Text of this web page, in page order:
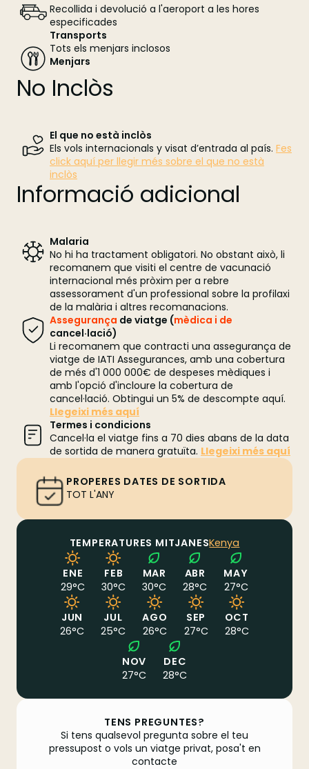
Recollida i devolució a l'aeroport a les hores
especificades
Transports
Tots els menjars inclosos
Menjars
No Inclòs
El que no està inclòs
Els vols internacionals y visat d’entrada al país. Fes
click aquí per llegir més sobre el que no està
inclòs
Informació adicional
Malaria
No hi ha tractament obligatori. No obstant això, li
recomanem que visiti el centre de vacunació
internacional més pròxim per a rebre
assessorament d'un professional sobre la profilaxi
de la malària i altres recomanacions.
Assegurança de viatge (mèdica i de
cancel·lació)
Li recomanem que contracti una assegurança de
viatge de IATI Assegurances, amb una cobertura
de més d'1 000 000€ de despeses mèdiques i
amb l'opció d'incloure la cobertura de
cancel·lació. Obtingui un 5% de descompte aquí.
Llegeixi més aquí
Termes i condicions
Cancel·la el viatge fins a 70 dies abans de la data
de sortida de manera gratuïta. Llegeixi més aquí
PROPERES DATES DE SORTIDA
TOT L'ANY
TEMPERATURES MITJANESKenya
ENE
29°C
FEB
30°C
MAR
30°C
ABR
28°C
MAY
27°C
JUN
26°C
JUL
25°C
AGO
26°C
SEP
27°C
OCT
28°C
NOV
27°C
DEC
28°C
TENS PREGUNTES?
Si tens qualsevol pregunta sobre el teu
pressupost o vols un viatge privat, posa't en
contacte